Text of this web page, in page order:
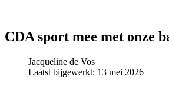
CDA sport mee met onze
Jacqueline de Vos
Laatst bijgewerkt: 13 mei 2026